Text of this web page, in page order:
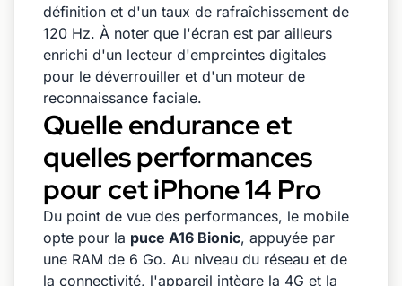
définition et d'un taux de rafraîchissement de
120 Hz. À noter que l'écran est par ailleurs
enrichi d'un lecteur d'empreintes digitales
pour le déverrouiller et d'un moteur de
reconnaissance faciale.
Quelle endurance et
quelles performances
pour cet iPhone 14 Pro
Du point de vue des performances, le mobile
opte pour la puce A16 Bionic, appuyée par
une RAM de 6 Go. Au niveau du réseau et de
la connectivité, l'appareil intègre la 4G et la